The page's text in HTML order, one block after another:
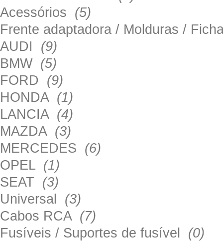
Acessórios (5)
Frente adaptadora / Molduras /
AUDI (9)
BMW (5)
FORD (9)
HONDA (1)
LANCIA (4)
MAZDA (3)
MERCEDES (6)
OPEL (1)
SEAT (3)
Universal (3)
Cabos RCA (7)
Fusíveis / Suportes de fusível (0)